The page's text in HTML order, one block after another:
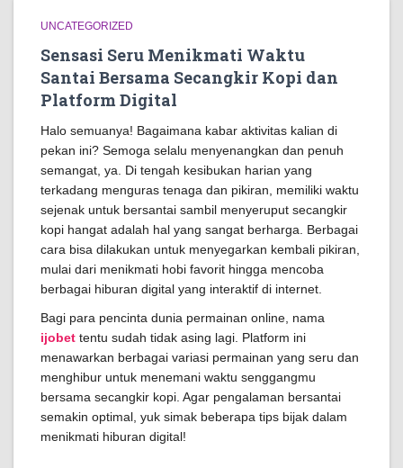
UNCATEGORIZED
Sensasi Seru Menikmati Waktu
Santai Bersama Secangkir Kopi dan
Platform Digital
Halo semuanya! Bagaimana kabar aktivitas kalian di
pekan ini? Semoga selalu menyenangkan dan penuh
semangat, ya. Di tengah kesibukan harian yang
terkadang menguras tenaga dan pikiran, memiliki waktu
sejenak untuk bersantai sambil menyeruput secangkir
kopi hangat adalah hal yang sangat berharga. Berbagai
cara bisa dilakukan untuk menyegarkan kembali pikiran,
mulai dari menikmati hobi favorit hingga mencoba
berbagai hiburan digital yang interaktif di internet.
Bagi para pencinta dunia permainan online, nama
ijobet tentu sudah tidak asing lagi. Platform ini
menawarkan berbagai variasi permainan yang seru dan
menghibur untuk menemani waktu senggangmu
bersama secangkir kopi. Agar pengalaman bersantai
semakin optimal, yuk simak beberapa tips bijak dalam
menikmati hiburan digital!